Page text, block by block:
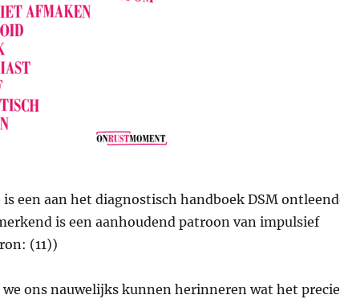
is een aan het diagnostisch handboek DSM
is een aanhoudend patroon van impulsief
(11))
ons nauwelijks kunnen herinneren wat het